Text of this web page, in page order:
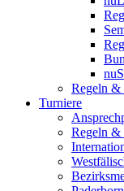
Regeln &
Turniere
Regeln &